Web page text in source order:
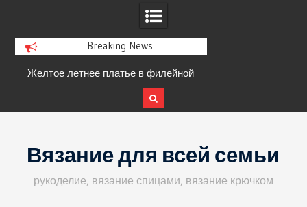
Breaking News
Желтое летнее платье в филейной
contentВязание для всей семьи
рукоделие, вязание спицами, вязание крючком